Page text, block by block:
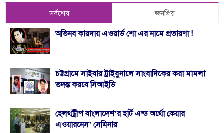
সর্বশেষ জনপ্রিয়
অভিনব কায়দায় এওয়ার্ড শো এর নামে প্রতারণা !
চট্টগ্রামে সাইবার ট্রাইবুনালে সাংবাদিকের করা মামলা
তদন্ত করবে সিআইডি
হেলথট্রীপ বাংলাদেশ’র হার্ট এন্ড অর্থো কেয়ার
এওয়ারনেস’ সেমিনার